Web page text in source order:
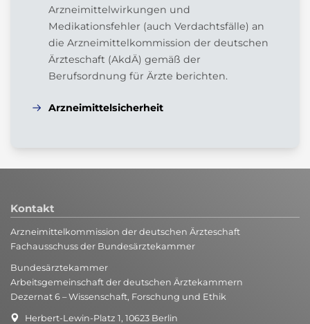
Arzneimittelwirkungen und
Medikationsfehler (auch Verdachtsfälle) an
die Arzneimittelkommission der deutschen
Ärzteschaft (AkdÄ) gemäß der
Berufsordnung für Ärzte berichten.
Arzneimittelsicherheit
Kontakt
Arzneimittelkommission der deutschen Ärzteschaft
Fachausschuss der Bundesärztekammer
Bundesärztekammer
Arbeitsgemeinschaft der deutschen Ärztekammern
Dezernat 6 – Wissenschaft, Forschung und Ethik
Herbert-Lewin-Platz 1, 10623 Berlin